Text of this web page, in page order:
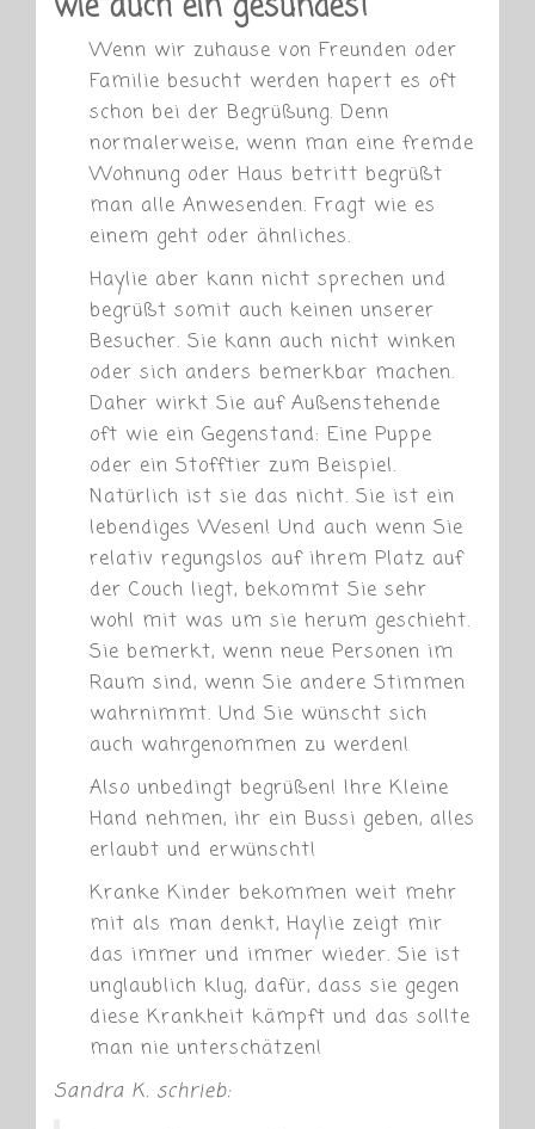
Wenn wir zuhause von Freunden oder
Familie besucht werden hapert es oft
schon bei der Begrüßung. Denn
normalerweise, wenn man eine fremde
Wohnung oder Haus betritt begrüßt
man alle Anwesenden. Fragt wie es
einem geht oder ähnliches.
Haylie aber kann nicht sprechen und
begrüßt somit auch keinen unserer
Besucher. Sie kann auch nicht winken
oder sich anders bemerkbar machen.
Daher wirkt Sie auf Außenstehende
oft wie ein Gegenstand: Eine Puppe
oder ein Stofftier zum Beispiel.
Natürlich ist sie das nicht. Sie ist ein
lebendiges Wesen! Und auch wenn Sie
relativ regungslos auf ihrem Platz auf
der Couch liegt, bekommt Sie sehr
wohl mit was um sie herum geschieht.
Sie bemerkt, wenn neue Personen im
Raum sind, wenn Sie andere Stimmen
wahrnimmt. Und Sie wünscht sich
auch wahrgenommen zu werden!
Also unbedingt begrüßen! Ihre Kleine
Hand nehmen, ihr ein Bussi geben, alles
erlaubt und erwünscht!
Kranke Kinder bekommen weit mehr
mit als man denkt, Haylie zeigt mir
das immer und immer wieder. Sie ist
unglaublich klug, dafür, dass sie gegen
diese Krankheit kämpft und das sollte
man nie unterschätzen!
Sandra K. schrieb: